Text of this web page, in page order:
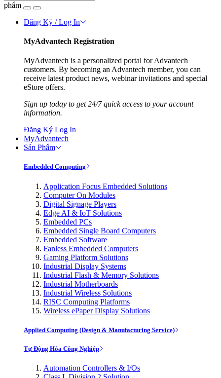
phẩm
Đăng Ký / Log In
MyAdvantech Registration
MyAdvantech is a personalized portal for Advantech
customers. By becoming an Advantech member, you can
receive latest product news, webinar invitations and special
eStore offers.
Sign up today to get 24/7 quick access to your account
information.
Đăng Ký Log In
MyAdvantech
Sản Phẩm
Embedded Computing
Application Focus Embedded Solutions
Computer On Modules
Digital Signage Players
Edge AI & IoT Solutions
Embedded PCs
Embedded Single Board Computers
Embedded Software
Fanless Embedded Computers
Gaming Platform Solutions
Industrial Display Systems
Industrial Flash & Memory Solutions
Industrial Motherboards
Industrial Wireless Solutions
RISC Computing Platforms
Wireless ePaper Display Solutions
Applied Computing (Design & Manufacturing Service)
Tự Động Hóa Công Nghiệp
Automation Controllers & I/Os